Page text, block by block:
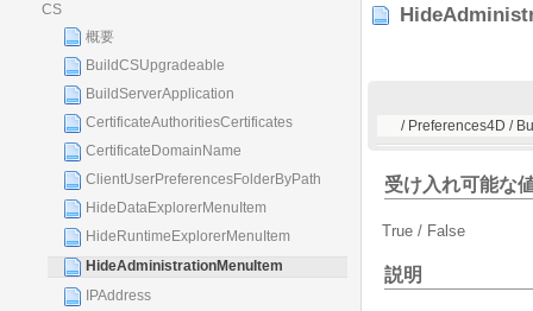
CS
概要
BuildCSUpgradeable
BuildServerApplication
CertificateAuthoritiesCertificates
CertificateDomainName
ClientUserPreferencesFolderByPath
HideDataExplorerMenuItem
HideRuntimeExplorerMenuItem
HideAdministrationMenuItem
IPAddress
/ Preferences4D /
受け入れ可能な
True / False
説明